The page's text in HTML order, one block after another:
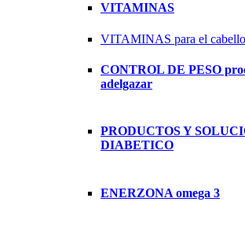
VITAMINAS
VITAMINAS para el
CONTROL DE PESO
adelgazar
PRODUCTOS Y
DIABETICO
ENERZONA omega 3